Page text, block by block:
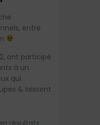
entre
ont participé
à un
qui
& laissent